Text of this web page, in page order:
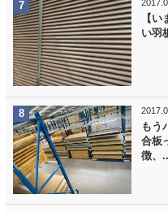
【
い羽
もう
合板
徴、